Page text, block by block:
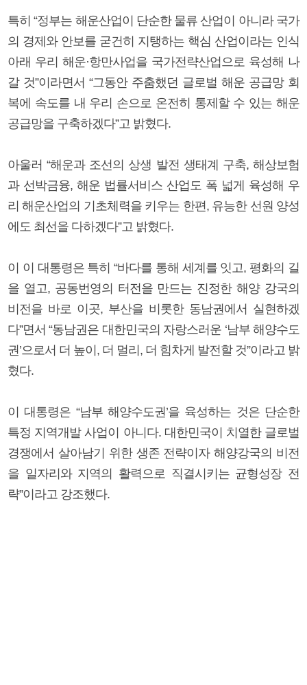
특히 “정부는 해운산업이 단순한 물류 산업이 아니라 국가
의 경제와 안보를 굳건히 지탱하는 핵심 산업이라는 인식
아래 우리 해운·항만사업을 국가전략산업으로 육성해 나
갈 것”이라면서 “그동안 주춤했던 글로벌 해운 공급망 회
복에 속도를 내 우리 손으로 온전히 통제할 수 있는 해운
공급망을 구축하겠다”고 밝혔다.
아울러 “해운과 조선의 상생 발전 생태계 구축, 해상보험
과 선박금융, 해운 법률서비스 산업도 폭 넓게 육성해 우
리 해운산업의 기초체력을 키우는 한편, 유능한 선원 양성
에도 최선을 다하겠다”고 밝혔다.
이 이 대통령은 특히 “바다를 통해 세계를 잇고, 평화의 길
을 열고, 공동번영의 터전을 만드는 진정한 해양 강국의
비전을 바로 이곳, 부산을 비롯한 동남권에서 실현하겠
다”면서 “동남권은 대한민국의 자랑스러운 ‘남부 해양수도
권’으로서 더 높이, 더 멀리, 더 힘차게 발전할 것”이라고 밝
혔다.
이 대통령은 “남부 해양수도권’을 육성하는 것은 단순한
특정 지역개발 사업이 아니다. 대한민국이 치열한 글로벌
경쟁에서 살아남기 위한 생존 전략이자 해양강국의 비전
을 일자리와 지역의 활력으로 직결시키는 균형성장 전
략”이라고 강조했다.